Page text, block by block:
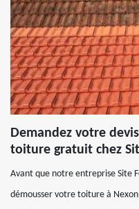
Demandez votre
toiture gratuit chez
Avant que notre entreprise Site
démousser votre toiture à